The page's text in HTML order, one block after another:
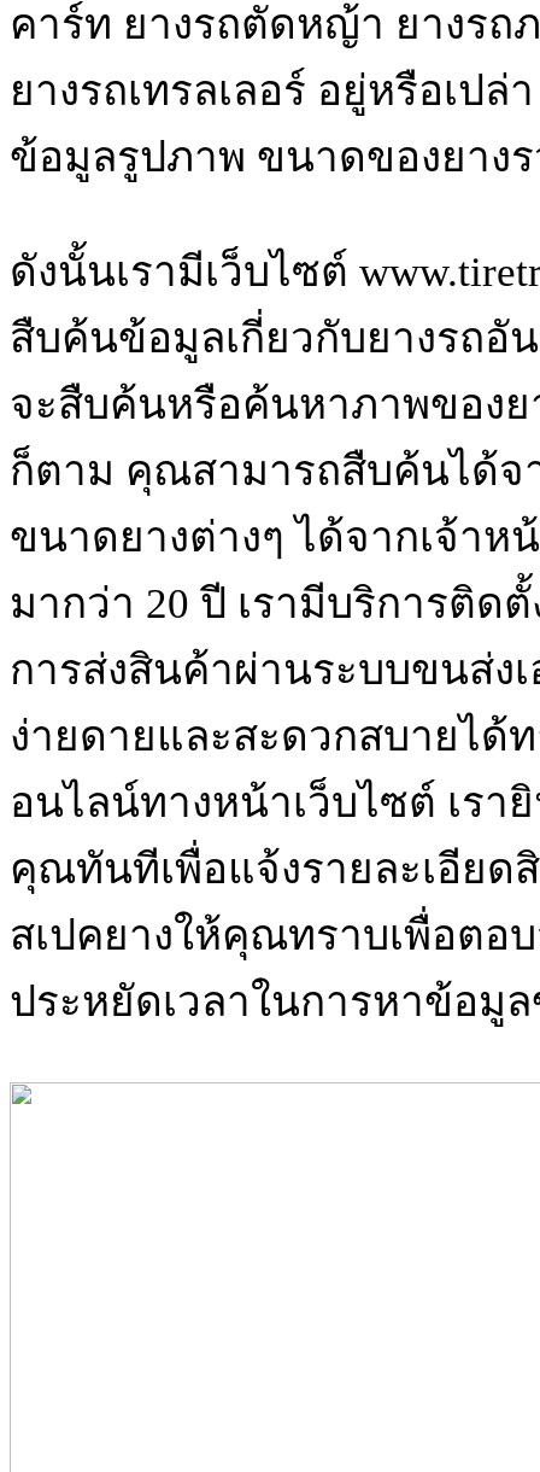
คาร์ท ยางรถตัดหญ้า ยางรถ
ยางรถเทรลเลอร์ อยู่หรือเป
ข้อมูลรูปภาพ ขนาดของยาง
ดังนั้นเรามีเว็บไซต์
สืบค้นข้อมูลเกี่ยวกับยางรถอั
จะสืบค้นหรือค้นหาภาพของย
ก็ตาม คุณสามารถสืบค้นได้จ
ขนาดยางต่างๆ ได้จากเจ้า
มากว่า 20 ปี เรามีบริการติด
การส่งสินค้าผ่านระบบขนส่ง
ง่ายดายและสะดวกสบายได้
อนไลน์ทางหน้าเว็บไซต์ เร
คุณทันทีเพื่อแจ้งรายละเอียด
สเปคยางให้คุณทราบเพื่อตอ
ประหยัดเวลาในการหาข้อมู